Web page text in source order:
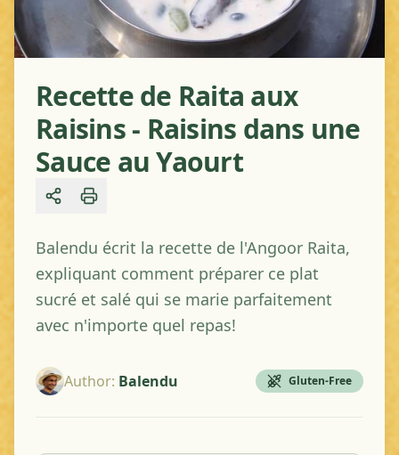
Recette de Raita aux
Raisins - Raisins dans une
Sauce au Yaourt
Share
Balendu écrit la recette de l'Angoor Raita,
expliquant comment préparer ce plat
sucré et salé qui se marie parfaitement
avec n'importe quel repas!
Author: Balendu Gluten-Free